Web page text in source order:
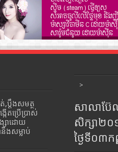
,ប្ដឹងសមត្ថ
ើតប្រើប្រាស់
សាដោយ
ងសម្លាប់
>
សាលាប៊ែ
សិក្សា២
ថ្ងៃទី០៣